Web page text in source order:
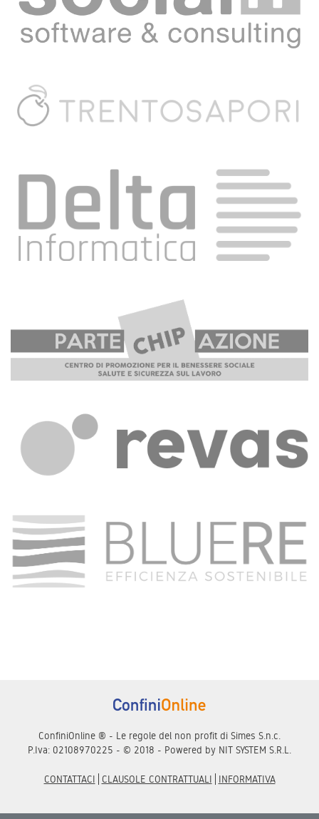
ConfiniOnline ® - Le regole del non profit di Simes S.n.c.
P.Iva: 02108970225 - © 2018 - Powered by NIT SYSTEM S.R.L.
CONTATTACI CLAUSOLE CONTRATTUALI INFORMATIVA